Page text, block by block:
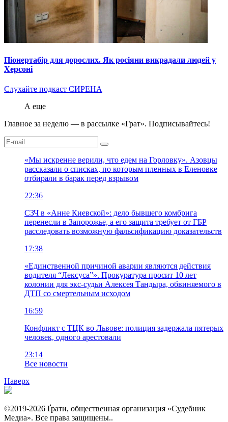
Піонертабір для дорослих. Як росіяни викрадали людей у
Херсоні
Слухайте подкаст СИРЕНА
А еще
Главное за неделю — в рассылке «Грат». Подписывайтесь!
«Мы искренне верили, что едем на Горловку». Азовцы
рассказали о списках, по которым пленных в Еленовке
отбирали в барак перед взрывом
22:36
СЗЧ в «Анне Киевской»: дело бывшего комбрига
перенесли в Запорожье, а его защита требует от ГБР
расследовать возможную фальсификацию доказательств
17:38
«Единственной причиной аварии являются действия
водителя “Лексуса”». Прокуратура просит 10 лет
колонии для экс-судьи Алексея Тандыра, обвиняемого в
ДТП со смертельным исходом
16:59
Конфликт с ТЦК во Львове: полиция задержала пятерых
человек, одного арестовали
23:14
Все новости
Наверх
©2019-2026 Ґрати, общественная организация «Судебник
Медиа». Все права защищены..